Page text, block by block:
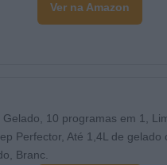
Ver na Amazon
10 programas em 1,
Perfector, Até 1,4L de
Branc.